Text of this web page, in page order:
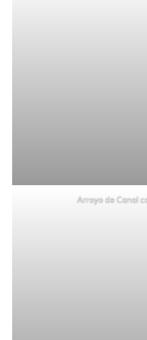
Arroyo de Canal